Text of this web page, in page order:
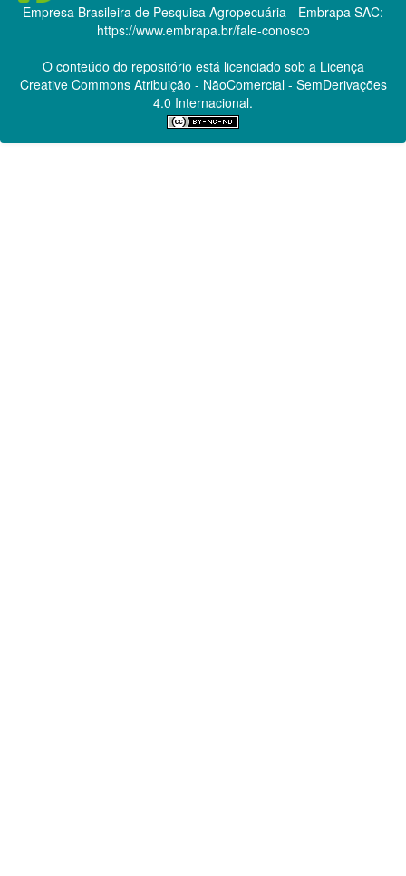
Empresa Brasileira de Pesquisa Agropecuária - Embrapa SAC:
https://www.embrapa.br/fale-conosco
O conteúdo do repositório está licenciado sob a Licença
Creative CommonsAtribuição - NãoComercial - SemDerivações
4.0 Internacional.